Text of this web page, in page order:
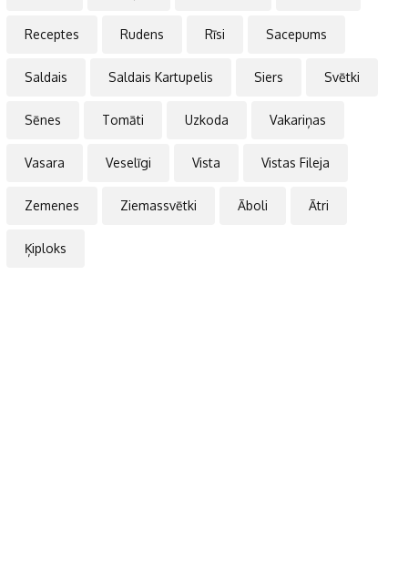
Receptes Rudens Rīsi Sacepums
Saldais Saldais Kartupelis Siers Svētki
Sēnes Tomāti Uzkoda Vakariņas
Vasara Veselīgi Vista Vistas Fileja
Zemenes Ziemassvētki Āboli Ātri
Ķiploks